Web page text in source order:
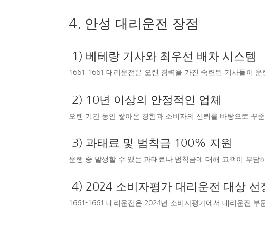
4. 안성 대리운전 장점
1) 베테랑 기사와 최우선 배차 시스템
1661-1661 대리운전은 오랜 경력을 가진 숙련된 기사들이
2) 10년 이상의 안정적인 업체
오랜 기간 동안 쌓아온 경험과 소비자의 신뢰를 바탕으로 꾸
3) 과태료 및 범칙금 100% 지원
운행 중 발생할 수 있는 과태료나 범칙금에 대해 고객이 부
4) 2024 소비자평가 대리운전 대상 선
1661-1661 대리운전은 2024년 소비자평가에서 대리운전 부